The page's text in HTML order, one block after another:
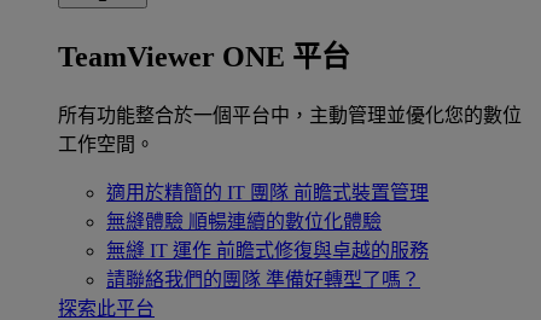
TeamViewer ONE 平台
所有功能整合於一個平台中，主動管理並優化您的數位
工作空間。
適用於精簡的 IT 團隊 前瞻式裝置管理
無縫體驗 順暢連續的數位化體驗
無縫 IT 運作 前瞻式修復與卓越的服務
請聯絡我們的團隊 準備好轉型了嗎？
探索此平台